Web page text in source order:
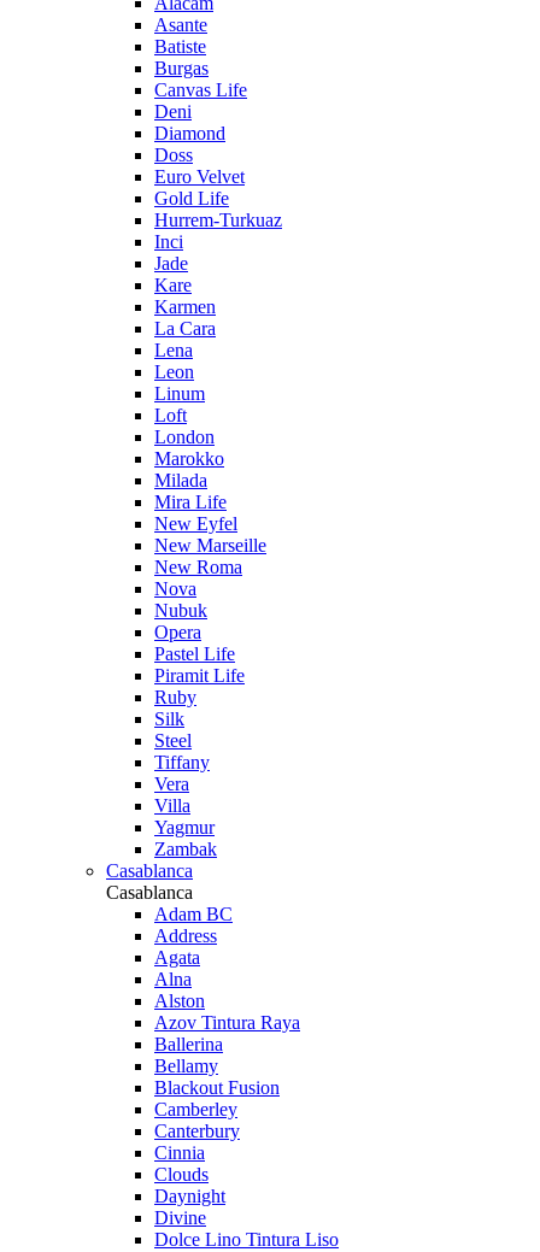
Asante
Batiste
Burgas
Canvas Life
Deni
Diamond
Doss
Euro Velvet
Gold Life
Hurrem-Turkuaz
Inci
Jade
Kare
Karmen
La Cara
Lena
Leon
Linum
Loft
London
Marokko
Milada
Mira Life
New Eyfel
New Marseille
New Roma
Nova
Nubuk
Opera
Pastel Life
Piramit Life
Ruby
Silk
Steel
Tiffany
Vera
Villa
Yagmur
Zambak
Casablanca
Casablanca
Adam BC
Address
Agata
Alna
Alston
Azov Tintura Raya
Ballerina
Bellamy
Blackout Fusion
Camberley
Canterbury
Cinnia
Clouds
Daynight
Divine
Dolce Lino Tintura Liso